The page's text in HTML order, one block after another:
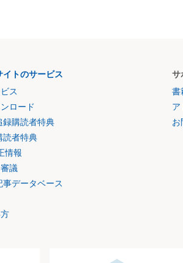
イトのサービス
ス
ロード
録購読者特典
読者特典
情報
議
データベース
サ
書
ア
お